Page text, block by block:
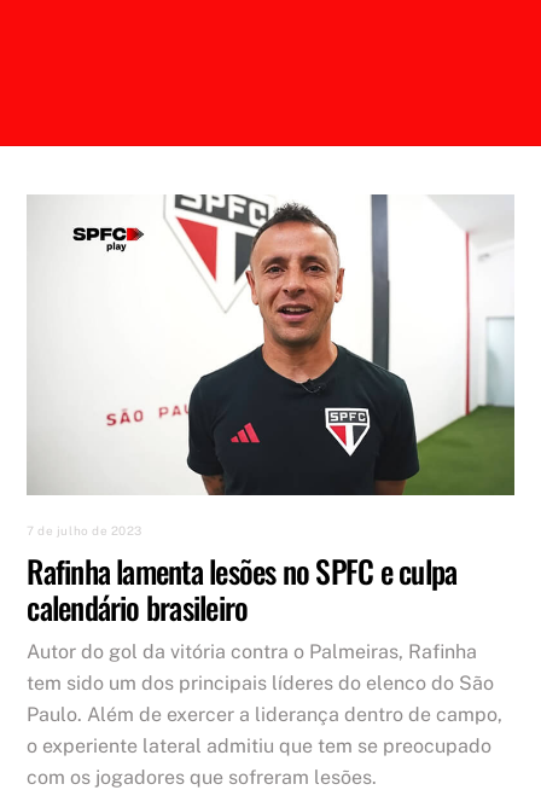
7 de julho de 2023
Rafinha lamenta lesões no SPFC e culpa
calendário brasileiro
Autor do gol da vitória contra o Palmeiras, Rafinha
tem sido um dos principais líderes do elenco do São
Paulo. Além de exercer a liderança dentro de campo,
o experiente lateral admitiu que tem se preocupado
com os jogadores que sofreram lesões.